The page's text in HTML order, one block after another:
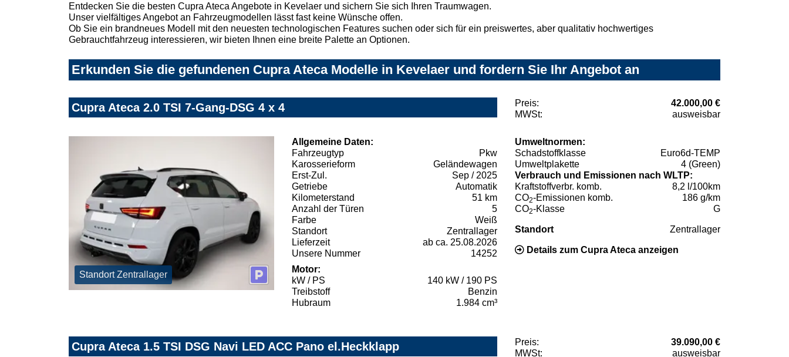
Entdecken Sie die besten Cupra Ateca Angebote in Kevelaer und sichern Sie sich Ihren Traumwagen.
Unser vielfältiges Angebot an Fahrzeugmodellen lässt fast keine Wünsche offen.
Ob Sie ein brandneues Modell mit den neuesten technologischen Features suchen oder sich für ein preiswertes, aber qualitativ hochwertiges
Gebrauchtfahrzeug interessieren, wir bieten Ihnen eine breite Palette an Optionen.
Erkunden Sie die gefundenen Cupra Ateca Modelle in Kevelaer und fordern Sie Ihr Angebot an
Cupra Ateca 2.0 TSI 7-Gang-DSG 4 x 4 Preis:
42.000,00 €
MWSt:
ausweisbar
Standort Zentrallager
Allgemeine Daten:
Fahrzeugtyp
Pkw
Karosserieform
Geländewagen
Erst-Zul.
Sep / 2025
Getriebe
Automatik
Kilometerstand
51 km
Anzahl der Türen
5
Farbe
Weiß
Standort
Zentrallager
Lieferzeit
ab ca. 25.08.2026
Unsere Nummer
14252
Motor:
kW / PS
140 kW / 190 PS
Treibstoff
Benzin
Hubraum
1.984 cm³
Umweltnormen:
Schadstoffklasse
Euro6d-TEMP
Umweltplakette
4 (Green)
Verbrauch und Emissionen nach WLTP:
Kraftstoffverbr. komb.
8,2 l/100km
CO2-Emissionen komb.
186 g/km
CO2-Klasse G
Standort Zentrallager
Details zum Cupra Ateca anzeigen
Cupra Ateca 1.5 TSI DSG Navi LED ACC Pano el.Heckklapp Preis:
39.090,00 €
MWSt:
ausweisbar